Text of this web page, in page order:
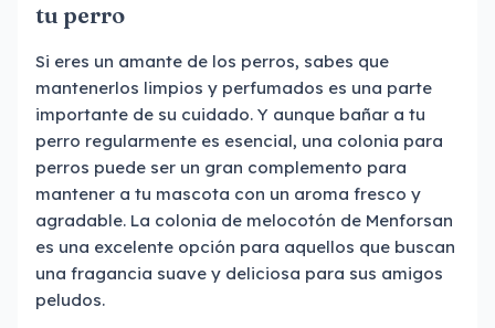
tu perro
Si eres un amante de los perros, sabes que
mantenerlos limpios y perfumados es una parte
importante de su cuidado. Y aunque bañar a tu
perro regularmente es esencial, una colonia para
perros puede ser un gran complemento para
mantener a tu mascota con un aroma fresco y
agradable. La colonia de melocotón de Menforsan
es una excelente opción para aquellos que buscan
una fragancia suave y deliciosa para sus amigos
peludos.